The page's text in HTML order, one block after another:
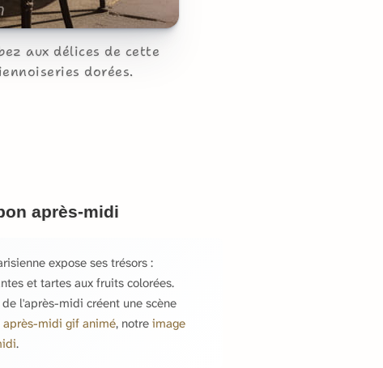
aux délices de cette
dorées.
après-midi
expose ses trésors :
et tartes aux fruits colorées.
l'après-midi créent une scène
après-midi gif animé, notre image
.